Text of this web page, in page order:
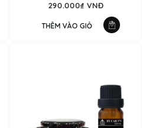
290.000₫ VNĐ
THÊM VÀO GIỎ